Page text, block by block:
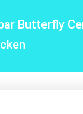
Butterfly